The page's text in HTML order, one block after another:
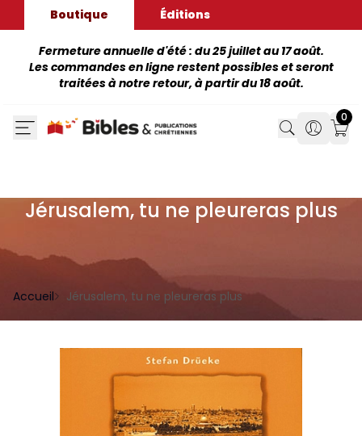
Boutique Éditions
Fermeture annuelle d'été : du 25 juillet au 17 août.
Les commandes en ligne restent possibles et seront
traitées à notre retour, à partir du 18 août.
Search
Search
0
Jérusalem, tu ne pleureras plus
Accueil Jérusalem, tu ne pleureras plus